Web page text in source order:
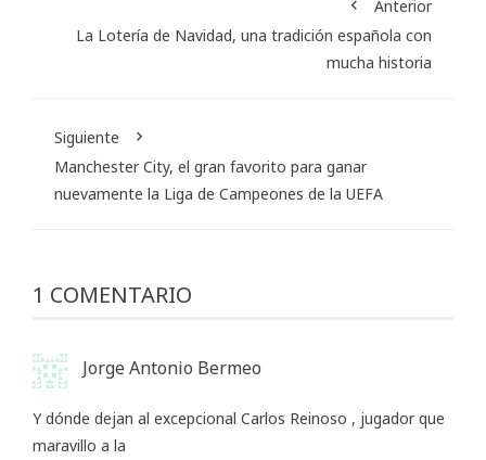
Anterior
La Lotería de Navidad, una tradición española con
mucha historia
Siguiente
Manchester City, el gran favorito para ganar
nuevamente la Liga de Campeones de la UEFA
1 COMENTARIO
Jorge Antonio Bermeo
Y dónde dejan al excepcional Carlos Reinoso , jugador que
maravillo a la